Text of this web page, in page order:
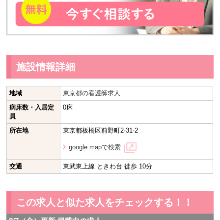
施設情報詳細
地域
東京都の看護師求人
病床数・入居定
員
0床
所在地 東京都板橋区前野町2-31-2
google mapで検索
交通 東武東上線 ときわ台 徒歩 10分
この求人と似た求人をチェックする！！